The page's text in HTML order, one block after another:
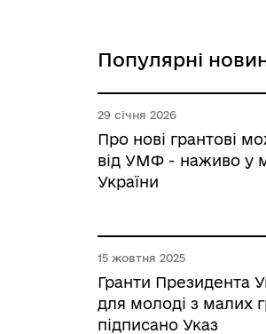
Популярні
29 січня 2026
Про нові грантові
від УМФ - наживо у
України
15 жовтня 2025
Гранти Президента
для молоді з малих
підписано Указ